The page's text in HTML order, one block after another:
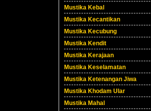
Mustika Kebal
Mustika Kecantikan
Mustika Kecubung
Mustika Kendit
Mustika Kerajaan
Mustika Keselamatan
Mustika Ketenangan Jiwa
Mustika Khodam Ular
Mustika Mahal